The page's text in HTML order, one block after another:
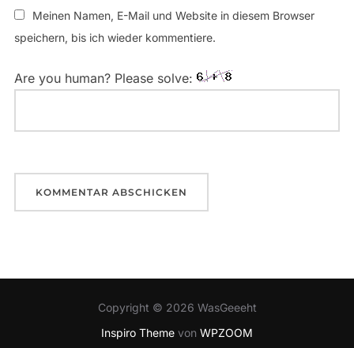
Meinen Namen, E-Mail und Website in diesem Browser
speichern, bis ich wieder kommentiere.
Are you human? Please solve:
Copyright © 2026 WasGeeeht
Inspiro Theme von WPZOOM